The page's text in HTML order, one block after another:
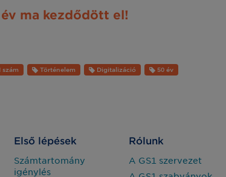
ma kezdődött el!
szám Történelem Digitalizáció 50 év
Első lépések
Számtartomány
igénylés
Rólunk
A GS1 szervezet